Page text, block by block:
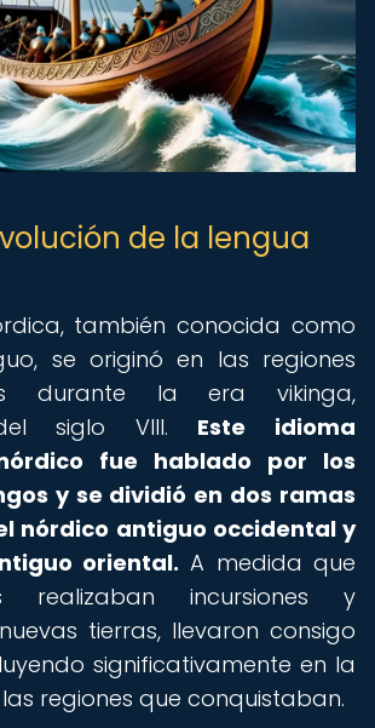
de la lengua
también conocida como
se originó en las regiones
durante la era vikinga,
siglo VIII. Este idioma
fue hablado por los
y se dividió en dos ramas
nórdico antiguo occidental y
oriental. A medida que
realizaban incursiones y
tierras, llevaron consigo
significativamente en la
regiones que conquistaban.